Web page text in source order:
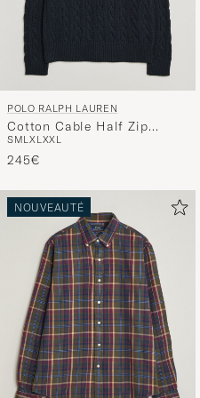
POLO RALPH LAUREN
Cotton Cable Half Zip
Hunter Navy
SMLXLXXL
245€
NOUVEAUTÉ